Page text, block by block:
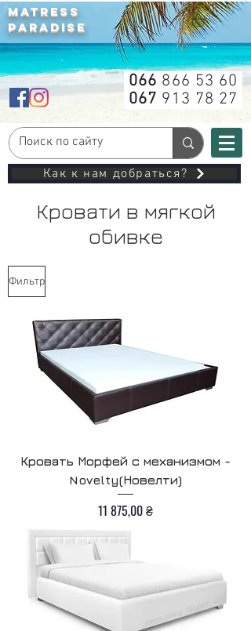
MATRESS
PARADISE
066 866 53 60
067 913 78 27
Как к нам добраться?
Кровати в мягкой
обивке
Фильтр
Кровать Морфей с механизмом -
Novelty(Новелти)
Цена
11 875,00 ₴